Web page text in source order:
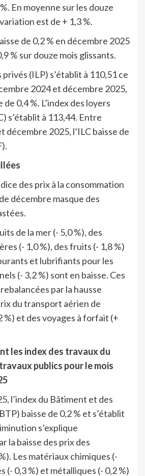
En moyenne sur les douze
est de + 1,3 %.
de 0,2 % en décembre 2025
% sur douze mois glissants.
privés (ILP) s’établit à 110,51 ce
2024 et décembre 2025,
de 0,4 %. L’index des loyers
s’établit à 113,44. Entre
décembre 2025, l’ILC baisse de
).
des prix à la consommation
décembre masque des
de la mer (- 5,0 %), des
(- 1,0 %), des fruits (- 1,8 %)
et lubrifiants pour les
(- 3,2 %) sont en baisse. Ces
par la hausse
du transport aérien de
%) et des voyages à forfait (+
les index des travaux du
publics pour le mois
l’index du Bâtiment et des
baisse de 0,2 % et s’établit
s’explique
la baisse des prix des
Les matériaux chimiques (-
(- 0,3 %) et métalliques (- 0,2 %)